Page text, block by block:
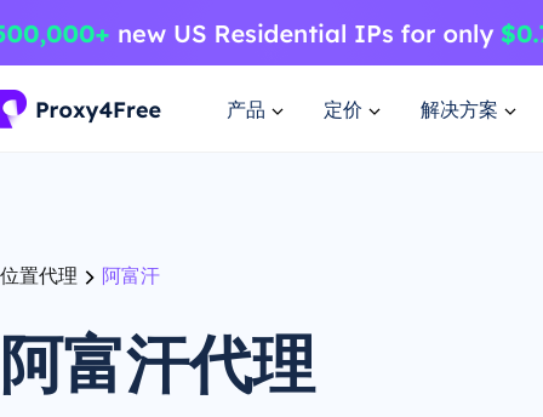
产品 定价 解决方案
位置代理 阿富汗
阿富汗代理